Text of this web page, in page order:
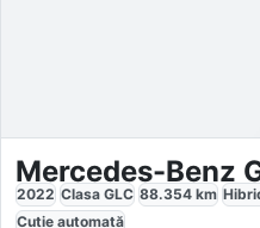
Mercedes-Benz
2022 Clasa GLC 88.354 km
Cutie automată